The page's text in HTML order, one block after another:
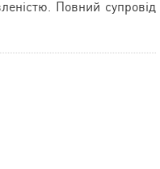
Повний супровід